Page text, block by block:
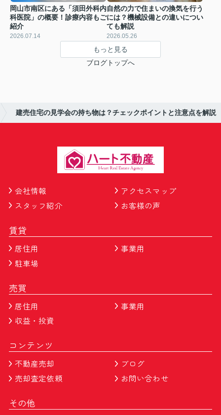
岡山市南区にある「須田外科内
科医院」の概要！診療内容もご
紹介
2026.07.14
自然の力で住まいの換気を行う
には？機械設備との違いについ
ても解説
2026.05.26
もっと見る
ブログトップへ
建売住宅の見学会の持ち物は？チェックポイントと注意点を解説
会社情報
アクセスマップ
スタッフ紹介
お客様の声
賃貸
居住用
事業用
駐車場
売買
居住用
事業用
収益・投資
コンテンツ
不動産売却
ブログ
売却査定依頼
お問い合わせ
その他